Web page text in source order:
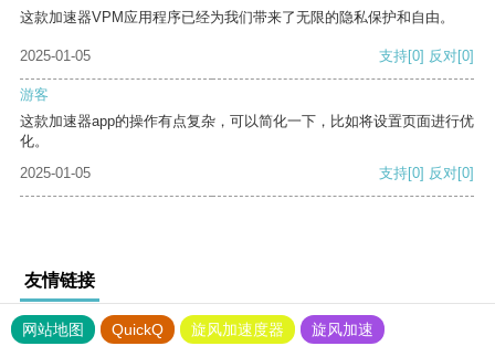
这款加速器VPM应用程序已经为我们带来了无限的隐私保护和自由。
2025-01-05 支持[0] 反对[0]
游客
这款加速器app的操作有点复杂，可以简化一下，比如将设置页面进行优
化。
2025-01-05
支持[0] 反对[0]
友情链接
网站地图 QuickQ 旋风加速度器
旋风加速